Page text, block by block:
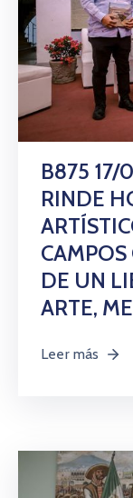
B875 17/
RINDE
CAMPOS
DE UN
ARTE,
Leer más